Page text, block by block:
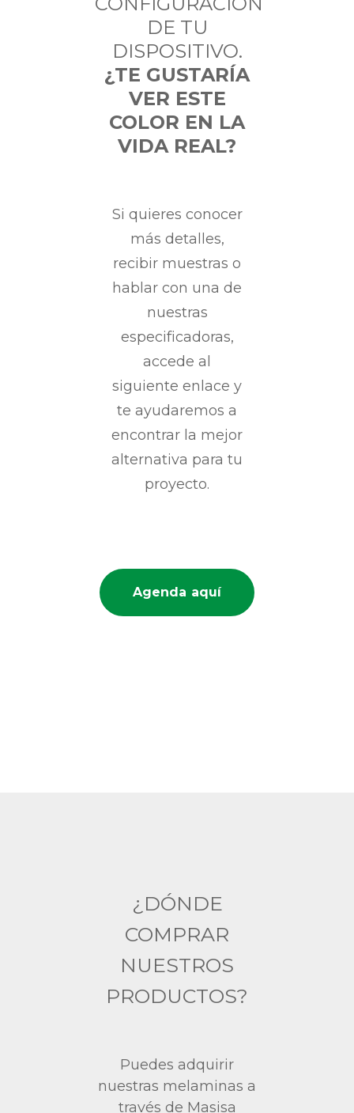
DE TU
DISPOSITIVO.
¿TE GUSTARÍA
VER ESTE
COLOR EN LA
VIDA REAL?
Si quieres conocer
más detalles,
recibir muestras o
hablar con una de
nuestras
especificadoras,
accede al
siguiente enlace y
te ayudaremos a
encontrar la mejor
alternativa para tu
proyecto.
Agenda aquí
¿DÓNDE
COMPRAR
NUESTROS
PRODUCTOS?
Puedes adquirir
nuestras melaminas a
través de Masisa